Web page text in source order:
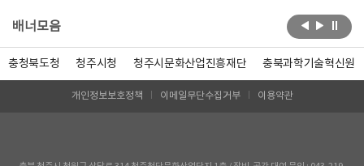
배너모음
충청북도청 청주시청 청주시문화산업진흥재단 충북과학기술혁신원
개인정보보호정책 이메일무단수집거부 이용약관